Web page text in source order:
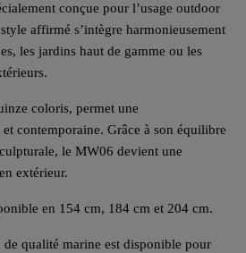
conçue pour l’usage outdoor
affirmé s’intègre harmonieusement
les jardins haut de gamme ou les
coloris, permet une
contemporaine. Grâce à son équilibre
le MW06 devient une
extérieur.
en 154 cm, 184 cm et 204 cm.
qualité marine est disponible pour